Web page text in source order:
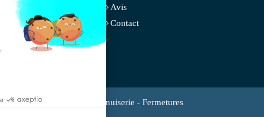
-
de portail ou
de stores
installation de
portes,
Avis
Contact
MICHEL LEBAILLIF - Menuiserie - Fermetures